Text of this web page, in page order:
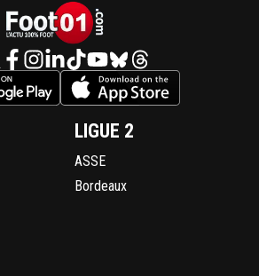
LIGUE 2
ASSE
Bordeaux